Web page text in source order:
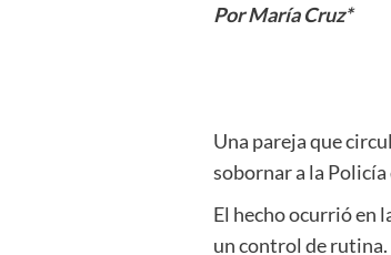
Por María Cruz*
Una pareja que
sobornar a la
El hecho ocurrió en
un control de